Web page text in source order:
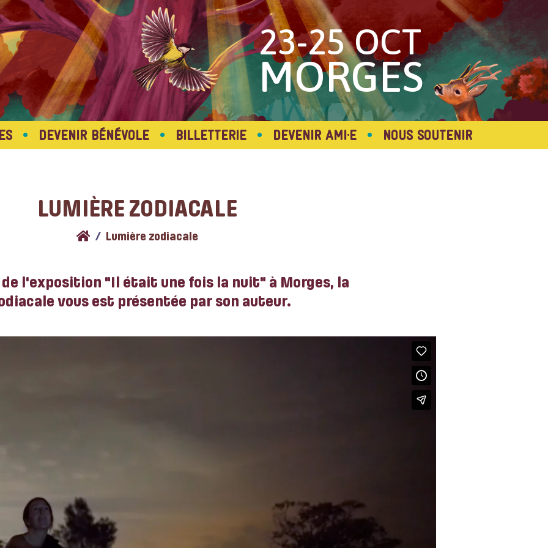
23-25 OCT
MORGES
• DEVENIR BÉNÉVOLE • BILLETTERIE • DEVENIR AMI·E • NOUS SOUTENIR
LUMIÈRE ZODIACALE
Lumière zodiacale
de l'exposition "Il était une fois la nuit" à Morges, la
vous est présentée par son auteur.